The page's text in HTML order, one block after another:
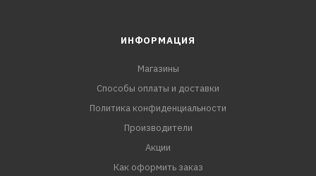
ИНФОРМАЦИЯ
Магазины
Способы оплаты и доставки
Политика конфиденциальности
Производители
Акции
Как оформить заказ